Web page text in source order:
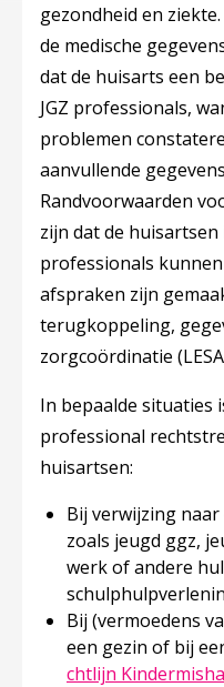
gezondheid en
de medische
dat de huisarts een
JGZ professionals,
problemen
aanvullende
Randvoorwaarden
zijn dat de huisartsen
professionals
afspraken zijn
terugkoppeling,
zorgcoördinatie
In bepaalde situaties
professional
huisartsen:
Bij verwijzing
zoals jeugd ggz,
werk of andere
Bij (vermoedens
een gezin of bij
chtlijn